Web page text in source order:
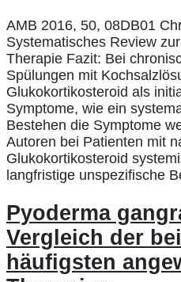
AMB 2016, 50, 08DB01
Systematisches Review
Therapie Fazit: Bei
Spülungen mit
Glukokortikosteroid als
Symptome, wie ein
Bestehen die Symptome
Autoren bei Patienten mit
Glukokortikosteroid
langfristige unspezifische
Pyoderma
Vergleich der
häufigsten